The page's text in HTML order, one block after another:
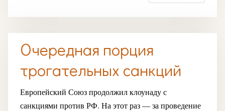
Очередная порция
трогательных санкций
Европейский Союз продолжил клоунаду с
санкциями против РФ. На этот раз — за проведение